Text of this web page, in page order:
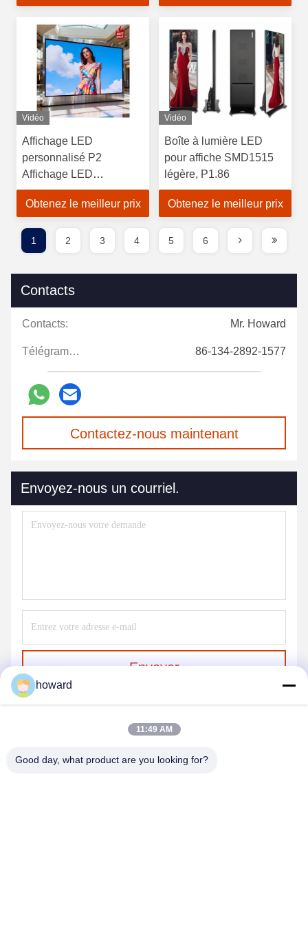
Vidéo
Affichage LED
personnalisé P2
Affichage LED
publicitaire Affichage
LED intérieur
Obtenez le meilleur prix
Vidéo
Boîte à lumière LED
pour affiche SMD1515
légère, P1.86
Obtenez le meilleur prix
1 2 3 4 5 6
Contacts
Contacts: Mr. Howard
Télégramme: 86-134-2892-1577
Contactez-nous maintenant
Envoyez-nous un courriel.
Envoyer
howard
11:49 AM
Good day, what product are you looking for?